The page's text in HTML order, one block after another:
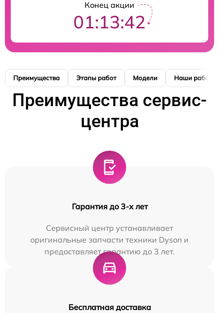
Конец акции
01:13:41
Преимущества Этапы работ Модели Наши работы
Преимущества сервис-
центра
Гарантия до 3-х лет
Сервисный центр устанавливает
оригинальные запчасти техники Dyson и
предоставляет гарантию до 3 лет.
Бесплатная доставка